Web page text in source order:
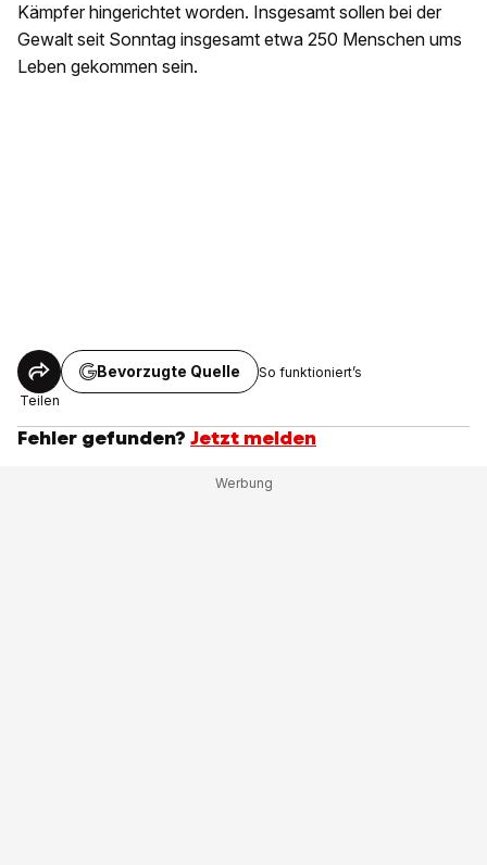
Kämpfer hingerichtet worden. Insgesamt sollen bei der
Gewalt seit Sonntag insgesamt etwa 250 Menschen ums
Leben gekommen sein.
Teilen
Bevorzugte Quelle So funktioniert’s
Fehler gefunden? Jetzt melden